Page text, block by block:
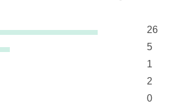
26
26
5
5
1
1
2
2
0